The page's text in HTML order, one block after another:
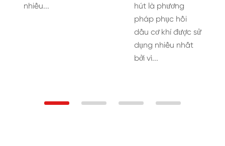
nhiều...
hút là phương
pháp phục hồi
dầu cơ khí được sử
dụng nhiều nhất
bởi vì...